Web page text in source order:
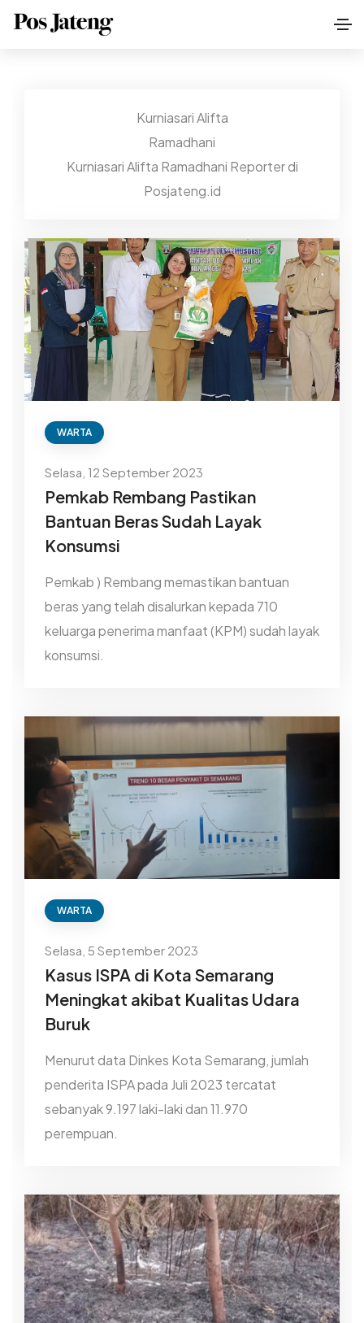
Kurniasari Alifta
Ramadhani
Kurniasari Alifta Ramadhani Reporter di
Posjateng.id
WARTA
Selasa, 12 September 2023
Pemkab Rembang Pastikan
Bantuan Beras Sudah Layak
Konsumsi
Pemkab ) Rembang memastikan bantuan
beras yang telah disalurkan kepada 710
keluarga penerima manfaat (KPM) sudah layak
konsumsi.
WARTA
Selasa, 5 September 2023
Kasus ISPA di Kota Semarang
Meningkat akibat Kualitas Udara
Buruk
Menurut data Dinkes Kota Semarang, jumlah
penderita ISPA pada Juli 2023 tercatat
sebanyak 9.197 laki-laki dan 11.970
perempuan.